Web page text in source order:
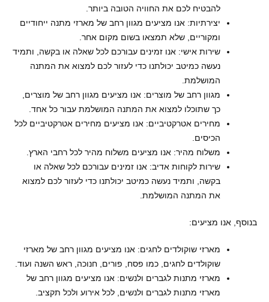
להבטיח לכם את החוויה הטובה ביותר.
יצירתיות: אנו מציעים מגוון רחב של מארזי מתנה ייחודיים
ומקוריים, שלא תמצאו בשום מקום אחר.
שירות אישי: אנו זמינים עבורכם לכל שאלה או בקשה, ותמיד
נעשה כמיטב יכולתנו כדי לעזור לכם למצוא את המתנה
המושלמת.
מגוון רחב של מוצרים: אנו מציעים מגוון רחב של מוצרים,
כך שתוכלו למצוא את המתנה המושלמת עבור כל אחד.
מחירים אטרקטיביים: אנו מציעים מחירים אטרקטיביים לכל
הכיסים.
משלוח מהיר: אנו מציעים משלוח מהיר לכל רחבי הארץ.
שירות לקוחות אדיב: אנו זמינים עבורכם לכל שאלה או
בקשה, ותמיד נעשה כמיטב יכולתנו כדי לעזור לכם למצוא
את המתנה המושלמת.
בנוסף, אנו מציעים:
מארזי שוקולדים לחגים: אנו מציעים מגוון רחב של מארזי
שוקולדים לחגים, כמו פסח, פורים, חנוכה, ראש השנה ועוד.
מארזי מתנות לגברים ולנשים: אנו מציעים מגוון רחב של
מארזי מתנות לגברים ולנשים, לכל אירוע ולכל תקציב.